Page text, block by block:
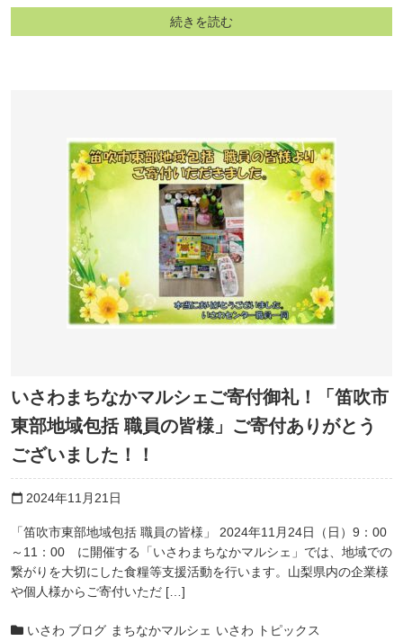
続きを読む
いさわまちなかマルシェご寄付御礼！「笛吹市
東部地域包括 職員の皆様」ご寄付ありがとう
ございました！！
calendar_today 2024年11月21日
「笛吹市東部地域包括 職員の皆様」 2024年11月24日（日）9：00
～11：00 に開催する「いさわまちなかマルシェ」では、地域での
繋がりを大切にした食糧等支援活動を行います。山梨県内の企業様
や個人様からご寄付いただ […]
いさわ ブログ まちなかマルシェ いさわ トピックス